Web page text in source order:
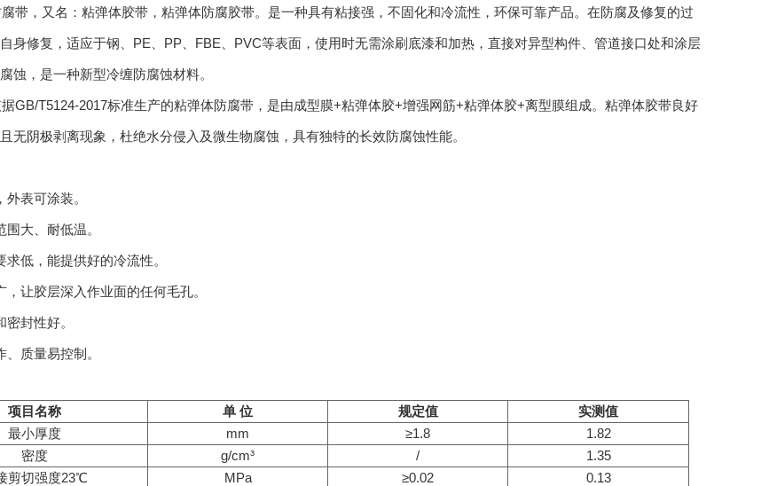
，又名：粘弹体胶带，粘弹体防腐胶带。是一种具有粘接强，不固化和冷流性，环保可靠产品。在防腐及修复的过
身修复，适应于钢、PE、PP、FBE、PVC等表面，使用时无需涂刷底漆和加热，直接对异型构件、管道接口处和涂层
蚀，是一种新型冷缠防腐蚀材料。
T5124-2017标准生产的粘弹体防腐带，是由成型膜+粘弹体胶+增强网筋+粘弹体胶+离型膜组成。粘弹体胶带良好
无阴极剥离现象，杜绝水分侵入及微生物腐蚀，具有独特的长效防腐蚀性能。
表可涂装。
大、耐低温。
求低，能提供好的冷流性。
，让胶层深入作业面的任何毛孔。
封性好。
质量易控制。
项目名称
单 位 规定值
实测值
最小厚度
mm ≥1.8
1.82
密度
g/cm³ /
1.35
剪切强度23℃
MPa ≥0.02
0.13